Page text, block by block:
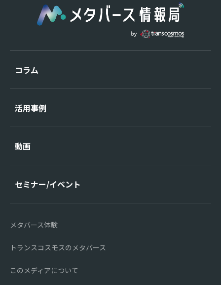
コラム
活用事例
動画
セミナー/イベント
メタバース体験
トランスコスモスのメタバース
このメディアについて